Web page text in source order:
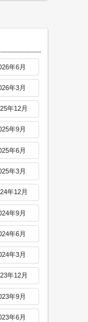
年6月
年3月
年12月
年9月
年6月
年3月
年12月
年9月
年6月
年3月
年12月
年9月
年6月